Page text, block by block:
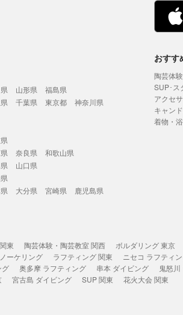
山形県
福島県
千葉県 東京都
神奈川県
奈良県
和歌山県
山口県
大分県 宮崎県
鹿児島県
おすす
陶芸体
SUP･ス
アクセ
キャン
着物・
東 陶芸体験・陶芸教室 関西 ボルダリング 東京
ーケリング ラフティング 関東 ニセコ ラフティ
グ 奥多摩 ラフティング 串本 ダイビング 鬼怒
宮古島 ダイビング SUP 関東 花火大会 関東